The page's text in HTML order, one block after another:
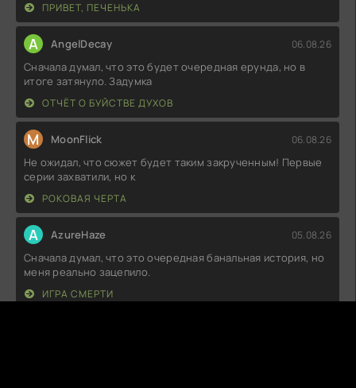
ПРИВЕТ, ПЕЧЕНЬКА
A AngelDecay 06.08.26
Сначала думал, что это будет очередная ерунда, но в
итоге затянуло. Задумка
ОТЧЁТ О БУЙСТВЕ ДУХОВ
M MoonFlick 06.08.26
Не ожидал, что сюжет будет таким закрученным! Первые
серии захватили, но к
РОКОВАЯ ЧЕРТА
A AzureHaze 05.08.26
Сначала думал, что это очередная банальная история, но
меня реально зацепило.
ИГРА СМЕРТИ